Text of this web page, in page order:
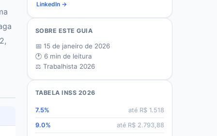
LinkedIn →
SOBRE ESTE GUIA
📅 15 de janeiro de 2026
🕐 6 min de leitura
⚖️ Trabalhista 2026
TABELA INSS 2026
7.5% até R$ 1.518
9.0% até R$ 2.793,88